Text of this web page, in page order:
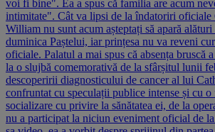
voi fi bine". Ea a spus că familia are acum
intimitate". Cât va lipsi de la îndatoriri oficiale
William nu sunt acum așteptați să apară
duminica Paștelui, iar prințesa nu va reveni
oficiale. Palatul a mai spus că absența bruscă
la o slujbă comemorativă de la sfârșitul lunii
descoperirii diagnosticului de cancer al lui
confruntat cu speculații publice intense și cu o
socializare cu privire la sănătatea ei, de la
nu a participat la niciun eveniment oficial de